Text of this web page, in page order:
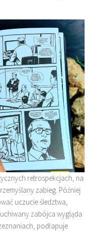
retrospekcjach, na
zabieg. Później
uczucie śledztwa,
zabójca wygląda
podłapuje